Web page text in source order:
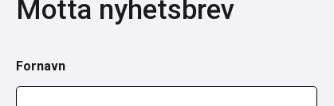
Motta nyhetsbrev
Fornavn